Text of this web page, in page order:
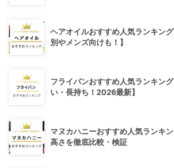
ヘアオイルおすすめ人気ランキン
別やメンズ向けも！】
フライパンおすすめ人気ランキン
い・長持ち！2026最新】
マヌカハニーおすすめ人気ランキ
高さを徹底比較・検証